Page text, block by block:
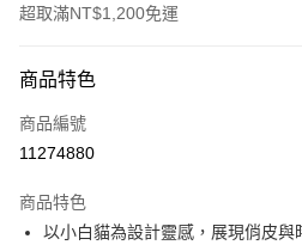
超取滿NT$1,200免運
信用卡一次付款
信用卡分期付款
合作金庫商業銀行
華南商業銀行
LINE Pay
商品特色
商品編號
11274880
商品特色
以小白貓為設計靈感，展現俏皮與